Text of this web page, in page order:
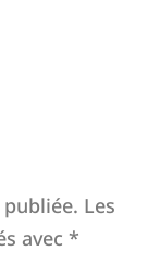
Les
avec *